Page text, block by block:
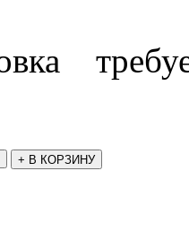
+ В КОРЗИНУ